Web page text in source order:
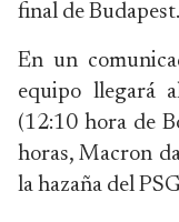
final de Budapest.
En un
equipo llegará
(12:10 hora de
horas, Macron
la hazaña del